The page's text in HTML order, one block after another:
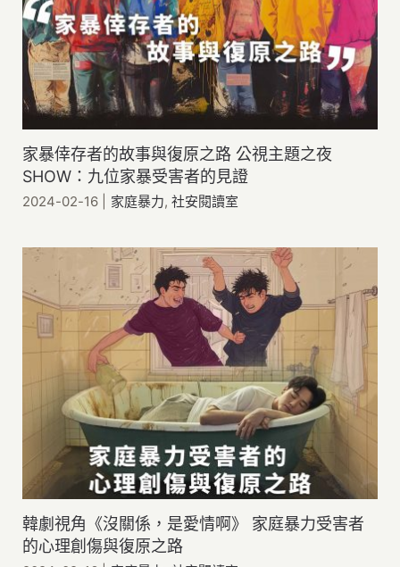
家暴倖存者的故事與復原之路 公視主題之夜
SHOW：九位家暴受害者的見證
2024-02-16 家庭暴力,社安閱讀室
韓劇視角《沒關係，是愛情啊》 家庭暴力受害者
的心理創傷與復原之路